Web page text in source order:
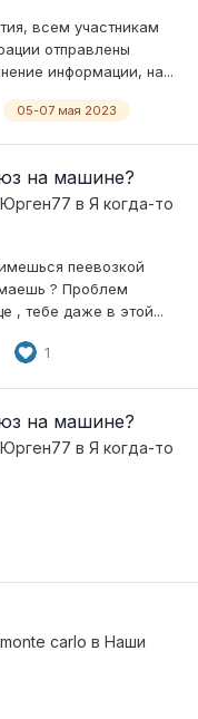
всем участникам
отправлены
информации, на...
05-07 мая 2023
на машине?
Юрген77 в Я когда-то
пеевозкой
? Проблем
, тебе даже в этой...
1
на машине?
Юрген77 в Я когда-то
monte carlo в Наши